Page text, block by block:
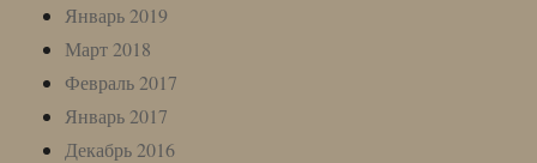
Январь 2019
Март 2018
Февраль 2017
Январь 2017
Декабрь 2016